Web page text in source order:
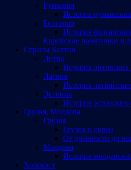
Румыния
История
Болгария
История
Еврейские памятники и
Страны Балтии
Литва
История литовских
Латвия
История
Эстония
История эстонских
Грузия, Молдова
Грузия
Грузия и евреи
От древности до
Молдова
История
Холокост